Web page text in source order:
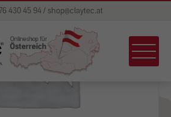
430 45 94 / shop@claytec.at